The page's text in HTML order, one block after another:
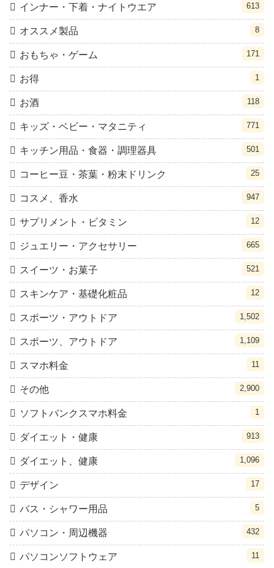
インナー・下着・ナイトウエア 613
オススメ製品 8
おもちゃ・ゲーム 171
お得 1
お酒 118
キッズ・ベビー・マタニティ 771
キッチン用品・食器・調理器具 501
コーヒー豆・茶葉・粉末ドリンク 25
コスメ、香水 947
サプリメント・ビタミン 12
ジュエリー・アクセサリー 665
スイーツ・お菓子 521
スキンケア・基礎化粧品 12
スポーツ・アウトドア 1,502
スポーツ、アウトドア 1,109
スマホ料金 11
その他 2,900
ソフトバンクスマホ料金 1
ダイエット・健康 913
ダイエット、健康 1,096
デザイン 17
バス・シャワー用品 5
パソコン・周辺機器 432
パソコンソフトウェア 11